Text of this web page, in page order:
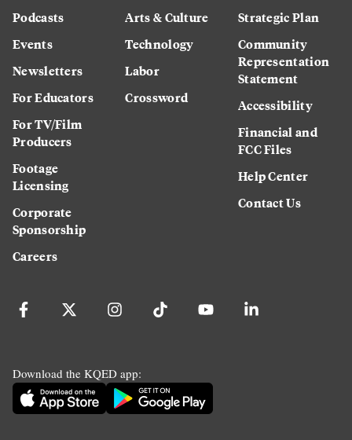
Podcasts
Events
Newsletters
For Educators
For TV/Film
Producers
Footage
Licensing
Corporate
Sponsorship
Careers
Arts & Culture
Technology
Labor
Crossword
Strategic Plan
Community
Representation
Statement
Accessibility
Financial and
FCC Files
Help Center
Contact Us
Download the KQED app: